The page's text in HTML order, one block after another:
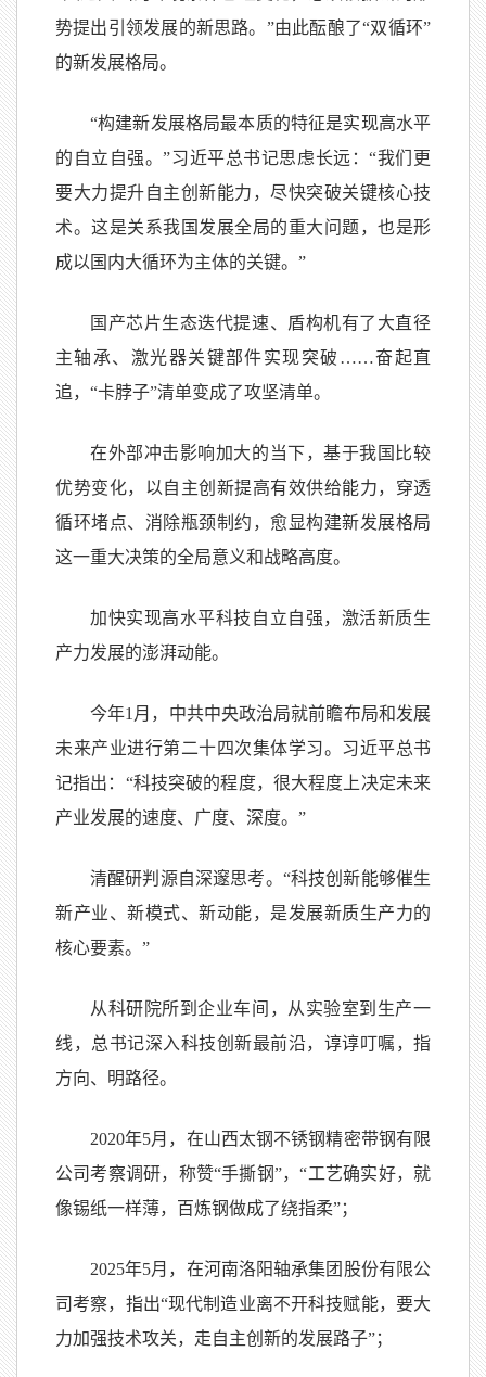
势提出引领发展的新思路。”由此酝酿了“双循环”
的新发展格局。
“构建新发展格局最本质的特征是实现高水平
的自立自强。”习近平总书记思虑长远：“我们更
要大力提升自主创新能力，尽快突破关键核心技
术。这是关系我国发展全局的重大问题，也是形
成以国内大循环为主体的关键。”
国产芯片生态迭代提速、盾构机有了大直径
主轴承、激光器关键部件实现突破……奋起直
追，“卡脖子”清单变成了攻坚清单。
在外部冲击影响加大的当下，基于我国比较
优势变化，以自主创新提高有效供给能力，穿透
循环堵点、消除瓶颈制约，愈显构建新发展格局
这一重大决策的全局意义和战略高度。
加快实现高水平科技自立自强，激活新质生
产力发展的澎湃动能。
今年1月，中共中央政治局就前瞻布局和发展
未来产业进行第二十四次集体学习。习近平总书
记指出：“科技突破的程度，很大程度上决定未来
产业发展的速度、广度、深度。”
清醒研判源自深邃思考。“科技创新能够催生
新产业、新模式、新动能，是发展新质生产力的
核心要素。”
从科研院所到企业车间，从实验室到生产一
线，总书记深入科技创新最前沿，谆谆叮嘱，指
方向、明路径。
2020年5月，在山西太钢不锈钢精密带钢有限
公司考察调研，称赞“手撕钢”，“工艺确实好，就
像锡纸一样薄，百炼钢做成了绕指柔”；
2025年5月，在河南洛阳轴承集团股份有限公
司考察，指出“现代制造业离不开科技赋能，要大
力加强技术攻关，走自主创新的发展路子”；